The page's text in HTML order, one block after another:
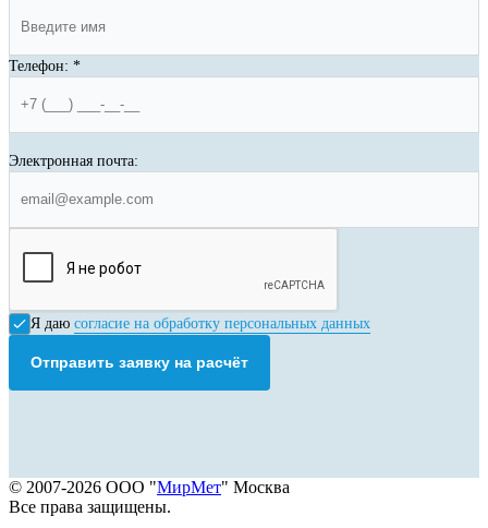
Телефон: *
Электронная почта:
Я даю согласие на обработку персональных данных
Отправить заявку на расчёт
© 2007-2026 ООО "МирМет" Москва
Все права защищены.